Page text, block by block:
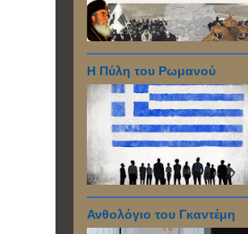
Η Πύλη του Ρωμανού
Ανθολόγιο του Γκαντέμη